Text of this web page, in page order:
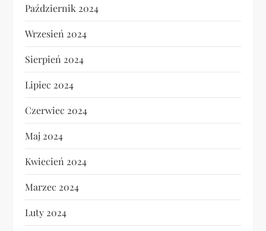
Październik 2024
Wrzesień 2024
Sierpień 2024
Lipiec 2024
Czerwiec 2024
Maj 2024
Kwiecień 2024
Marzec 2024
Luty 2024